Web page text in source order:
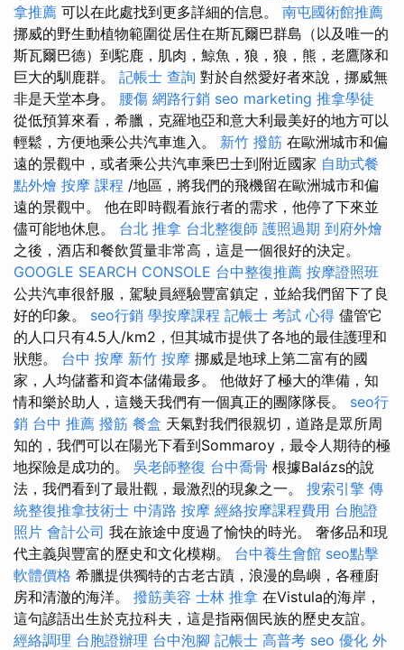
拿推薦 可以在此處找到更多詳細的信息。 南屯國術館推薦
挪威的野生動植物範圍從居住在斯瓦爾巴群島（以及唯一的
斯瓦爾巴德）到駝鹿，肌肉，鯨魚，狼，狼，熊，老鷹隊和
巨大的馴鹿群。 記帳士 查詢 對於自然愛好者來說，挪威無
非是天堂本身。 腰傷 網路行銷 seo marketing 推拿學徒
從低預算來看，希臘，克羅地亞和意大利最美好的地方可以
輕鬆，方便地乘公共汽車進入。 新竹 撥筋 在歐洲城市和偏
遠的景觀中，或者乘公共汽車乘巴士到附近國家 自助式餐
點外燴 按摩 課程 /地區，將我們的飛機留在歐洲城市和偏
遠的景觀中。 他在即時觀看旅行者的需求，他停了下來並
儘可能地休息。 台北 推拿 台北整復師 護照過期 到府外燴
之後，酒店和餐飲質量非常高，這是一個很好的決定。
GOOGLE SEARCH CONSOLE 台中整復推薦 按摩證照班
公共汽車很舒服，駕駛員經驗豐富鎮定，並給我們留下了良
好的印象。 seo行銷 學按摩課程 記帳士 考試 心得 儘管它
的人口只有4.5人/km2，但其城市提供了各地的最佳護理和
狀態。 台中 按摩 新竹 按摩 挪威是地球上第二富有的國
家，人均儲蓄和資本儲備最多。 他做好了極大的準備，知
情和樂於助人，這幾天我們有一個真正的團隊隊長。 seo行
銷 台中 推薦 撥筋 餐盒 天氣對我們很親切，道路是眾所周
知的，我們可以在陽光下看到Sommaroy，最令人期待的極
地探險是成功的。 吳老師整復 台中喬骨 根據Balázs的說
法，我們看到了最壯觀，最激烈的現象之一。 搜索引擎 傳
統整復推拿技術士 中清路 按摩 經絡按摩課程費用 台胞證
照片 會計公司 我在旅途中度過了愉快的時光。 奢侈品和現
代主義與豐富的歷史和文化模糊。 台中養生會館 seo點擊
軟體價格 希臘提供獨特的古老古蹟，浪漫的島嶼，各種廚
房和清澈的海洋。 撥筋美容 士林 推拿 在Vistula的海岸，
這句諺語出生於克拉科夫，這是指兩個民族的歷史友誼。
經絡調理 台胞證辦理 台中泡腳 記帳士 高普考 seo 優化 外